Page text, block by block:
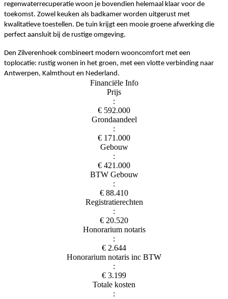
regenwaterrecuperatie woon je bovendien helemaal klaar voor de
toekomst. Zowel keuken als badkamer worden uitgerust met
kwalitatieve toestellen. De tuin krijgt een mooie groene afwerking die
perfect aansluit bij de rustige omgeving.
Den Zilverenhoek combineert modern wooncomfort met een
toplocatie: rustig wonen in het groen, met een vlotte verbinding naar
Antwerpen, Kalmthout en Nederland.
Financiële Info
Prijs
:
€ 592.000
Grondaandeel
:
€ 171.000
Gebouw
:
€ 421.000
BTW Gebouw
:
€ 88.410
Registratierechten
:
€ 20.520
Honorarium notaris
:
€ 2.644
Honorarium notaris inc BTW
:
€ 3.199
Totale kosten
: